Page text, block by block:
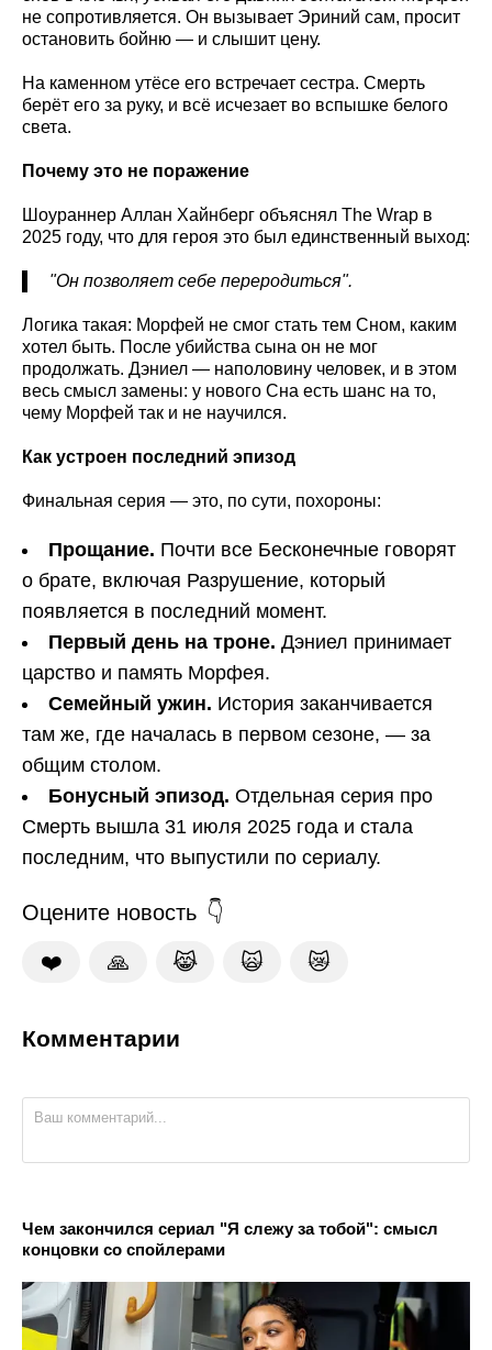
не сопротивляется. Он вызывает Эриний сам, просит
остановить бойню — и слышит цену.
На каменном утёсе его встречает сестра. Смерть
берёт его за руку, и всё исчезает во вспышке белого
света.
Почему это не поражение
Шоураннер Аллан Хайнберг объяснял The Wrap в
2025 году, что для героя это был единственный выход:
"Он позволяет себе переродиться".
Логика такая: Морфей не смог стать тем Сном, каким
хотел быть. После убийства сына он не мог
продолжать. Дэниел — наполовину человек, и в этом
весь смысл замены: у нового Сна есть шанс на то,
чему Морфей так и не научился.
Как устроен последний эпизод
Финальная серия — это, по сути, похороны:
Прощание. Почти все Бесконечные говорят
о брате, включая Разрушение, который
появляется в последний момент.
Первый день на троне. Дэниел принимает
царство и память Морфея.
Семейный ужин. История заканчивается
там же, где началась в первом сезоне, — за
общим столом.
Бонусный эпизод. Отдельная серия про
Смерть вышла 31 июля 2025 года и стала
последним, что выпустили по сериалу.
Оцените новость
❤️ 🙏 😹 🙀 😿
Комментарии
Чем закончился сериал "Я слежу за тобой": смысл
концовки со спойлерами